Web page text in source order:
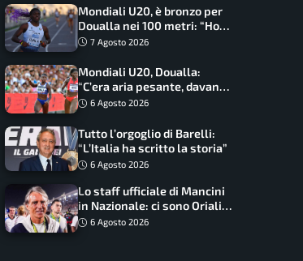
Mondiali U20, è bronzo per
Doualla nei 100 metri: “Ho
scacciato l’ansia”
7 Agosto 2026
Mondiali U20, Doualla:
“C’era aria pesante, davano
le mascherine! Finale? Non
6 Agosto 2026
Tutto l’orgoglio di Barelli:
“L’Italia ha scritto la storia”
6 Agosto 2026
Lo staff ufficiale di Mancini
in Nazionale: ci sono Oriali e
Bonucci, confermato un
6 Agosto 2026